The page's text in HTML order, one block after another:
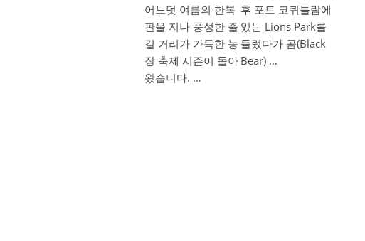
어느덧 여름의 한복
판을 지나 풍성한 즐
길 거리가 가득한 농
장 축제 시즌이 돌아
왔습니다. …
후 포트 코퀴틀람에
있는 Lions Park를
들렀다가 곰(Black
Bear) …